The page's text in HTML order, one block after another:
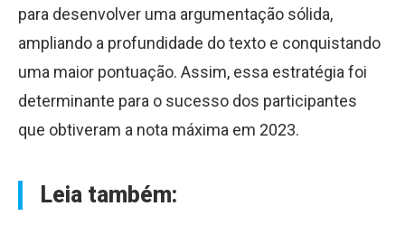
para desenvolver uma argumentação sólida,
ampliando a profundidade do texto e conquistando
uma maior pontuação. Assim, essa estratégia foi
determinante para o sucesso dos participantes
que obtiveram a nota máxima em 2023.
Leia também: